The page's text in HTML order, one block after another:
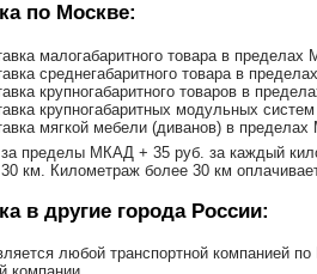
по Москве:
малогабаритного товара в
среднегабаритного товара в
крупногабаритного товаров в
крупногабаритных модульных
мягкой мебели (диванов) в
за пределы МКАД + 35 руб. за каждый
км. Километраж более 30 км
в другие города России:
любой транспортной компанией